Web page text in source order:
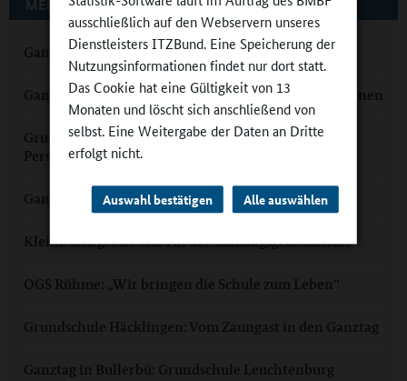
ausschließlich auf den Webservern unseres
Dienstleisters ITZBund. Eine Speicherung der
Nutzungsinformationen findet nur dort statt.
Das Cookie hat eine Gültigkeit von 13
Monaten und löscht sich anschließend von
selbst. Eine Weitergabe der Daten an Dritte
erfolgt nicht.
Auswahl bestätigen Alle auswählen
MEHR ZUM THEMA AUF GANZTAGSSCHULEN.ORG
Ganztagsgrundschule Hude-Süd: Tierisch gut
Ganztagsgrundschule Bothmer: Neue Freude am Lernen
Grundschule Bloherfelde: Ganztag aus vielen
Perspektiven
Ganztag in Seevetal: Keine Pause in den Ferien
Kleine und große Stars in der Ganztagsgrundschule
OGS Rühme: „Wir bringen die Schule zum Leben“
Grundschule Häcklingen: Vom Zaungast in den Ganztag
Ganztag in Bullerbü: Grundschule Leuchtenburg